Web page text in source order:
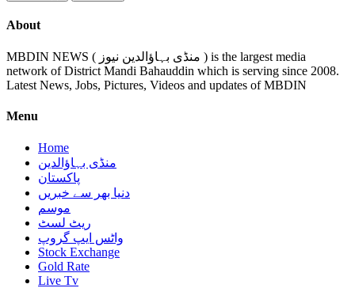
About
MBDIN NEWS ( منڈی بہاؤالدین نیوز ) is the largest media
network of District Mandi Bahauddin which is serving since 2008.
Latest News, Jobs, Pictures, Videos and updates of MBDIN
Menu
Home
منڈی بہاؤالدین
پاکستان
دنیا بھر سے خبریں
موسم
ریٹ لسٹ
واٹس ایپ گروپ
Stock Exchange
Gold Rate
Live Tv